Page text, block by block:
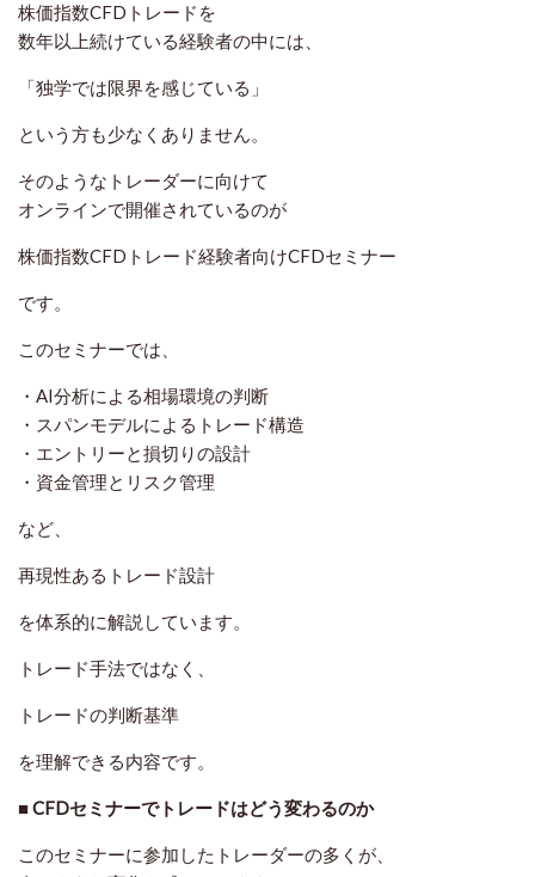
株価指数CFDトレードを
数年以上続けている経験者の中には、
「独学では限界を感じている」
という方も少なくありません。
そのようなトレーダーに向けて
オンラインで開催されているのが
株価指数CFDトレード経験者向けCFDセミナー
です。
このセミナーでは、
・AI分析による相場環境の判断
・スパンモデルによるトレード構造
・エントリーと損切りの設計
・資金管理とリスク管理
など、
再現性あるトレード設計
を体系的に解説しています。
トレード手法ではなく、
トレードの判断基準
を理解できる内容です。
■ CFDセミナーでトレードはどう変わるのか
このセミナーに参加したトレーダーの多くが、